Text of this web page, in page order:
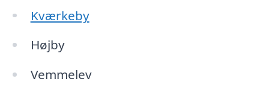
Kværkeby
Højby
Vemmelev